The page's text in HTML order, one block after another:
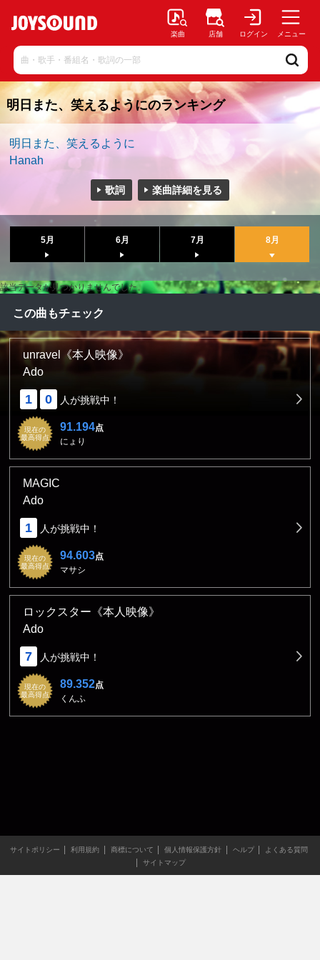
楽曲 店舗 ログイン メニュー
明日また、笑えるようにのランキング
明日また、笑えるように
Hanah
歌詞 楽曲詳細を見る
5月 6月 7月 8月
該当データが見つかりませんでした。
この曲もチェック
unravel《本人映像》
Ado
1 0 人が挑戦中！
現在の
最高得点
91.194点
にょり
MAGIC
Ado
1 人が挑戦中！
現在の
最高得点
94.603点
マサシ
ロックスター《本人映像》
Ado
7 人が挑戦中！
現在の
最高得点
89.352点
くんふ
サイトポリシー 利用規約 商標について 個人情報保護方針 ヘルプ
よくある質問
サイトマップ